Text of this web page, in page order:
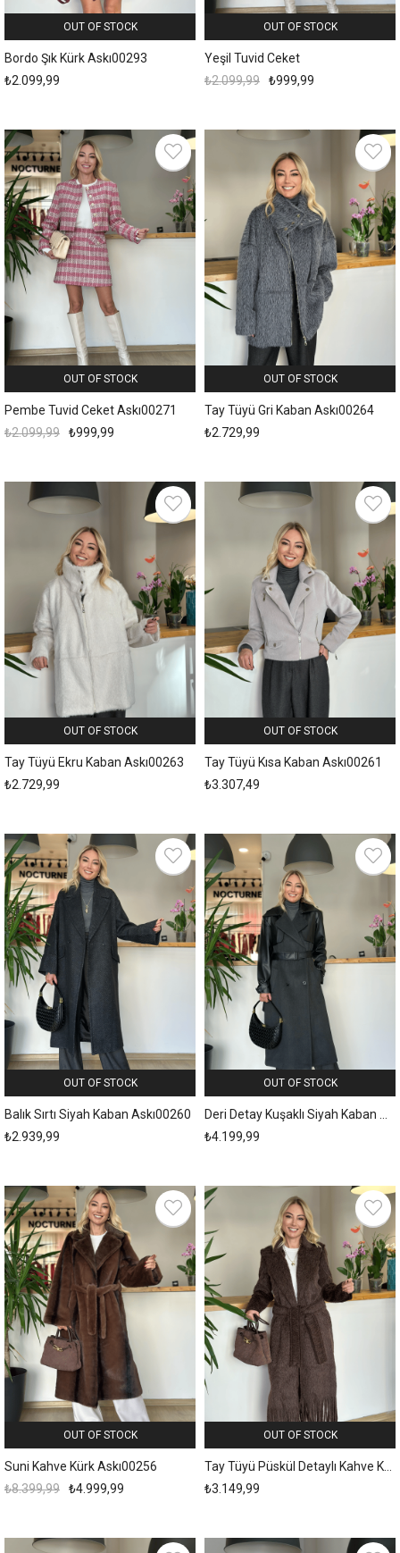
OUT OF STOCK
Bordo Şık Kürk Askı00293
₺2.099,99
OUT OF STOCK
Yeşil Tuvid Ceket
₺999,99
₺2.099,99
OUT OF STOCK
Pembe Tuvid Ceket Askı00271
₺999,99
₺2.099,99
OUT OF STOCK
Tay Tüyü Gri Kaban Askı00264
₺2.729,99
OUT OF STOCK
Tay Tüyü Ekru Kaban Askı00263
₺2.729,99
OUT OF STOCK
Tay Tüyü Kısa Kaban Askı00261
₺3.307,49
OUT OF STOCK
Balık Sırtı Siyah Kaban Askı00260
₺2.939,99
OUT OF STOCK
₺4.199,99
OUT OF STOCK
Suni Kahve Kürk Askı00256
₺4.999,99
₺8.399,99
OUT OF STOCK
₺3.149,99